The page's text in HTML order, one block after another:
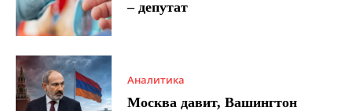
– депутат
Аналитика
Москва давит, Вашингтон